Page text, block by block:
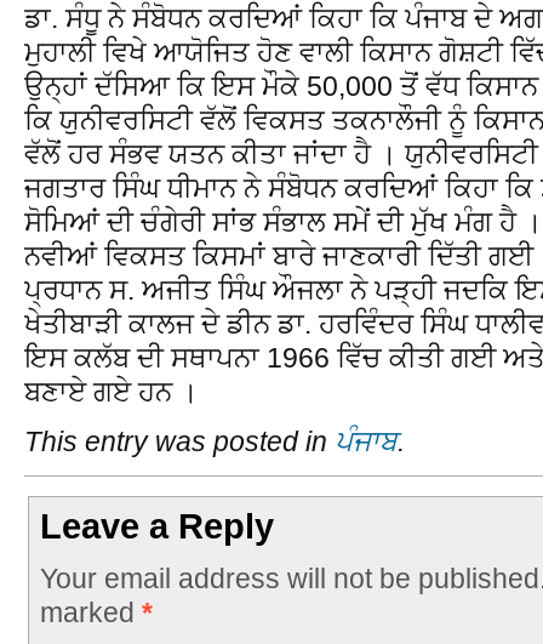
ਡਾ. ਸੰਧੂ ਨੇ ਸੰਬੋਧਨ ਕਰਦਿਆਂ ਕਿਹਾ ਕਿ ਪੰਜਾਬ ਦੇ
ਮੁਹਾਲੀ ਵਿਖੇ ਆਯੋਜਿਤ ਹੋਣ ਵਾਲੀ ਕਿਸਾਨ ਗੋਸ਼ਟੀ
ਉਨ੍ਹਾਂ ਦੱਸਿਆ ਕਿ ਇਸ ਮੌਕੇ 50,000 ਤੋਂ ਵੱਧ ਕਿਸਾਨ
ਕਿ ਯੁਨੀਵਰਸਿਟੀ ਵੱਲੋਂ ਵਿਕਸਤ ਤਕਨਾਲੌਜੀ ਨੂੰ
ਵੱਲੋਂ ਹਰ ਸੰਭਵ ਯਤਨ ਕੀਤਾ ਜਾਂਦਾ ਹੈ ।
ਜਗਤਾਰ ਸਿੰਘ ਧੀਮਾਨ ਨੇ ਸੰਬੋਧਨ ਕਰਦਿਆਂ ਕਿਹਾ
ਸੋਮਿਆਂ ਦੀ ਚੰਗੇਰੀ ਸਾਂਭ ਸੰਭਾਲ ਸਮੇਂ ਦੀ ਮੁੱਖ ਮੰਗ ਹੈ
ਨਵੀਆਂ ਵਿਕਸਤ ਕਿਸਮਾਂ ਬਾਰੇ ਜਾਣਕਾਰੀ ਦਿੱਤੀ
ਪ੍ਰਧਾਨ ਸ. ਅਜੀਤ ਸਿੰਘ ਔਜਲਾ ਨੇ ਪੜ੍ਹੀ ਜਦਕਿ
ਖੇਤੀਬਾੜੀ ਕਾਲਜ ਦੇ ਡੀਨ ਡਾ. ਹਰਵਿੰਦਰ ਸਿੰਘ
ਇਸ ਕਲੱਬ ਦੀ ਸਥਾਪਨਾ 1966 ਵਿੱਚ ਕੀਤੀ ਗਈ
ਬਣਾਏ ਗਏ ਹਨ ।
This entry was posted in ਪੰਜਾਬ.
Leave a Reply
Your email address will not be
marked *